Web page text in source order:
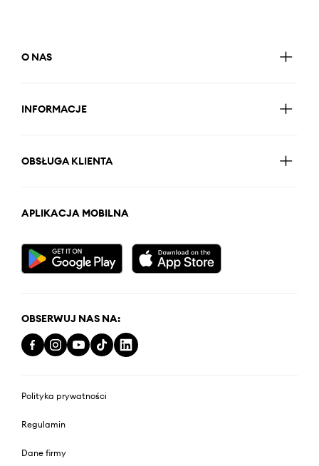
O NAS
INFORMACJE
OBSŁUGA KLIENTA
APLIKACJA MOBILNA
OBSERWUJ NAS NA:
Polityka prywatności
Regulamin
Dane firmy